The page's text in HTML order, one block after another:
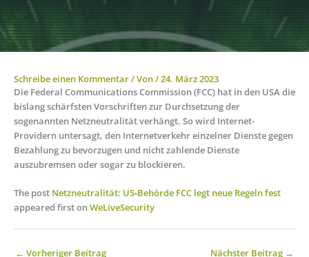
Schreibe einen Kommentar/ Von/24. März 2023
Die Federal Communications Commission (FCC) hat in den USA die
bislang schärfsten Vorschriften zur Durchsetzung der
sogenannten Netzneutralität verhängt. So wird Internet-
Providern untersagt, den Internetverkehr einzelner Dienste gegen
Bezahlung zu bevorzugen und nicht zahlende Dienste
auszubremsen oder sogar zu blockieren.
The post Netzneutralität: US‑Behörde FCC legt neue Regeln fest
appeared first onWeLiveSecurity
← Vorheriger Beitrag Nächster Beitrag →